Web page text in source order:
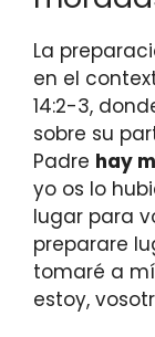
La
en el
14:2-3,
sobre su
Padre hay
yo os lo
lugar para
preparare
tomaré a
estoy,